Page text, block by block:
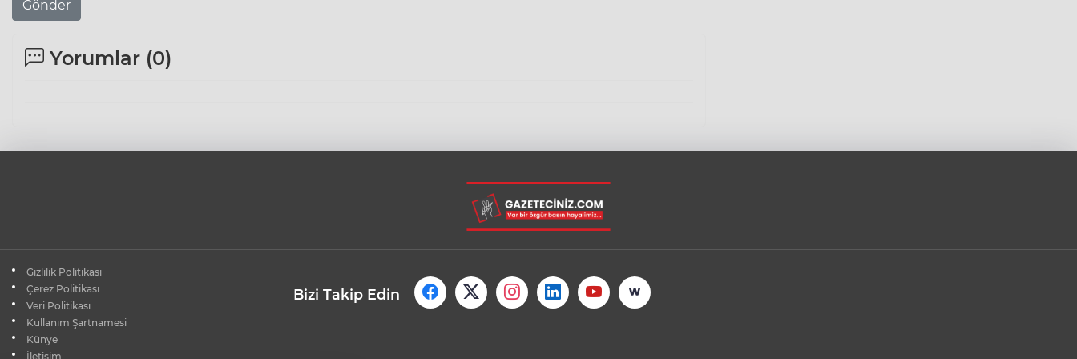
Gönder
Yorumlar (0)
Gizlilik Politikası
Çerez Politikası
Veri Politikası
Kullanım Şartnamesi
Künye
İletişim
Bizi Takip Edin